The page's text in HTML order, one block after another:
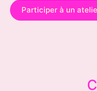
Participer à un